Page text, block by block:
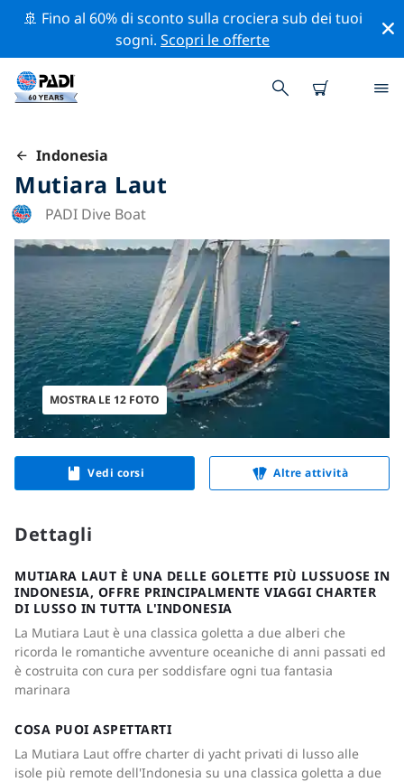
🚢 Fino al 60% di sconto sulla crociera sub dei tuoi
sogni.Scopri le offerte
Indonesia
Mutiara Laut
PADI Dive Boat
MOSTRA LE 12 FOTO
Vedi corsi Altre attività
Dettagli
MUTIARA LAUT È UNA DELLE GOLETTE PIÙ LUSSUOSE IN
INDONESIA, OFFRE PRINCIPALMENTE VIAGGI CHARTER
DI LUSSO IN TUTTA L'INDONESIA
La Mutiara Laut è una classica goletta a due alberi che
ricorda le romantiche avventure oceaniche di anni passati ed
è costruita con cura per soddisfare ogni tua fantasia
marinara
COSA PUOI ASPETTARTI
La Mutiara Laut offre charter di yacht privati di lusso alle
isole più remote dell'Indonesia su una classica goletta a due